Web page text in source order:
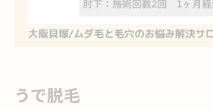
うで脱毛